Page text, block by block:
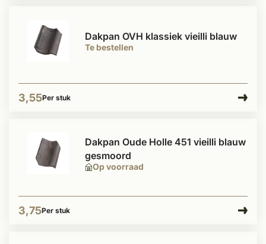
Te bestellen
Dakpan OVH klassiek vieilli blauw
3,55Per stuk
Op voorraad
Dakpan Oude Holle 451 vieilli blauw
gesmoord
3,75Per stuk